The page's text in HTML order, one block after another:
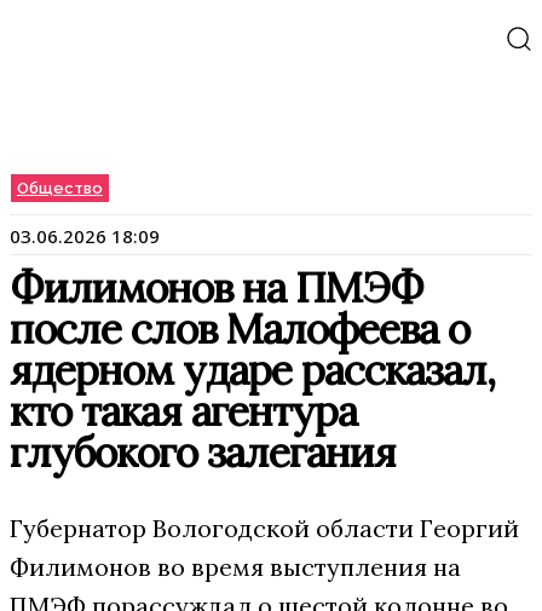
Общество
03.06.2026 18:09
Филимонов на ПМЭФ
после слов Малофеева о
ядерном ударе рассказал,
кто такая агентура
глубокого залегания
Губернатор Вологодской области Георгий
Филимонов во время выступления на